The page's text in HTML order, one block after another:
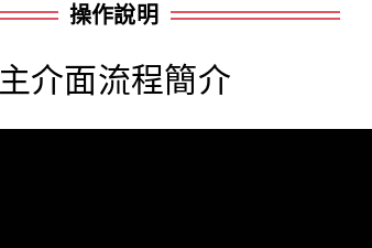
操作說明
主介面流程簡介